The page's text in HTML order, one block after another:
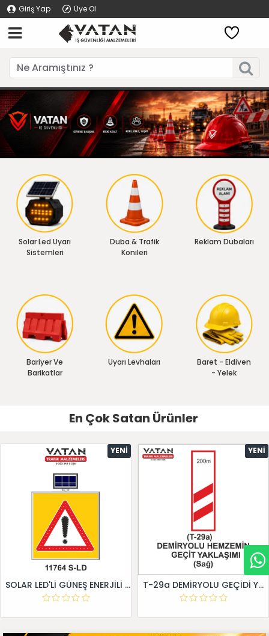
Giriş Yap Üye Ol
Solar Led Uyarı
Sistemleri
Duba & Trafik
Konileri
Reklam Dubaları
Bariyer Ve
Barikatlar
Uyarı Levhaları
Baret - Eldiven
- Yelek
En Çok Satan Ürünler
YENI
SOLAR LED'Lİ GÜNEŞ ENERJİLİ LEVHA
YENI
T-29a DEMİRYOLU GEÇİDİ YAKLAŞIM LEVHALARI (Sağ)